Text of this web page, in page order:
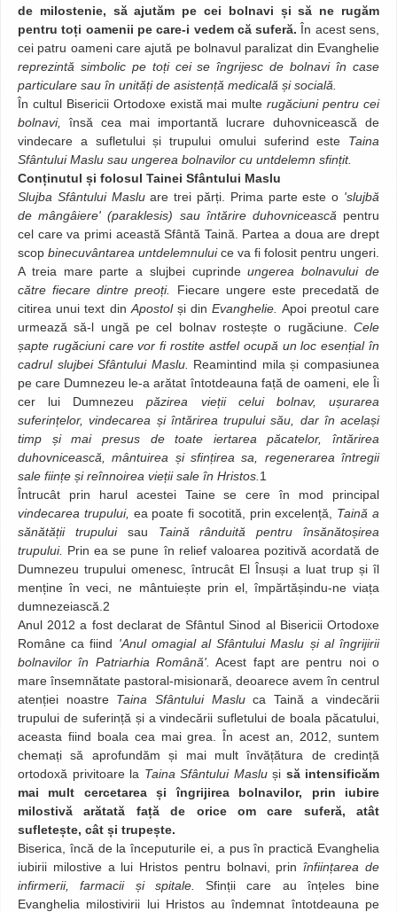
de milostenie, să ajutăm pe cei bolnavi și să ne rugăm
pentru toți oamenii pe care-i vedem că suferă. În acest sens,
cei patru oameni care ajută pe bolnavul paralizat din Evanghelie
reprezintă simbolic pe toți cei se îngrijesc de bolnavi în case
particulare sau în unități de asistență medicală și socială.
În cultul Bisericii Ortodoxe există mai multerugăciuni pentru cei
bolnavi,
însă cea mai importantă lucrare duhovnicească de
vindecare a sufletului și trupului omului suferind este Taina
Sfântului Maslu sau ungerea bolnavilor cu untdelemn sfințit.
Conținutul și folosul Tainei Sfântului Maslu
Slujba Sfântului Masluare trei părți. Prima parte este o 'slujbă
de mângâiere' (paraklesis) sau întărire duhovnicească pentru
cel care va primi această Sfântă Taină. Partea a doua are drept
scop binecuvântarea untdelemnuluice va fi folosit pentru ungeri.
A treia mare parte a slujbei cuprindeungerea bolnavului de
către fiecare dintre preoți.
Fiecare ungere este precedată de
citirea unui text din Apostolși dinEvanghelie. Apoi preotul care
urmează să-l ungă pe cel bolnav rostește o rugăciune. Cele
șapte rugăciuni care vor fi rostite astfel ocupă un loc esențial în
cadrul slujbei Sfântului Maslu.
Reamintind mila și compasiunea
pe care Dumnezeu le-a arătat întotdeauna față de oameni, ele Îi
cer lui Dumnezeupăzirea vieții celui bolnav, ușurarea
suferințelor, vindecarea și întărirea trupului său, dar în același
timp și mai presus de toate iertarea păcatelor, întărirea
duhovnicească, mântuirea și sfințirea sa, regenerarea întregii
sale ființe și reînnoirea vieții sale în Hristos. 1
Întrucât prin harul acestei Taine se cere în mod principal
vindecarea trupului, ea poate fi socotită, prin excelență, Taină a
sănătății trupuluisau Taină rânduită pentru însănătoșirea
trupului. Prin ea se pune în relief valoarea pozitivă acordată de
Dumnezeu trupului omenesc, întrucât El Însuși a luat trup și îl
menține în veci, ne mântuiește prin el, împărtășindu-ne viața
dumnezeiască.2
Anul 2012 a fost declarat de Sfântul Sinod al Bisericii Ortodoxe
Române ca fiind 'Anul omagial al Sfântului Maslu și al îngrijirii
bolnavilor în Patriarhia Română'.
Acest fapt are pentru noi o
mare însemnătate pastoral-misionară, deoarece avem în centrul
atenției noastre Taina Sfântului Masluca Taină a vindecării
trupului de suferință și a vindecării sufletului de boala păcatului,
aceasta fiind boala cea mai grea. În acest an, 2012, suntem
chemați să aprofundăm și mai mult învățătura de credință
ortodoxă privitoare la Taina Sfântului Masluși să intensificăm
mai mult cercetarea și îngrijirea bolnavilor, prin iubire
milostivă arătată față de orice om care suferă, atât
sufletește, cât și trupește.
Biserica, încă de la începuturile ei, a pus în practică Evanghelia
iubirii milostive a lui Hristos pentru bolnavi, prinînființarea de
infirmerii, farmacii și spitale.
Sfinții care au înțeles bine
Evanghelia milostivirii lui Hristos au îndemnat întotdeauna pe